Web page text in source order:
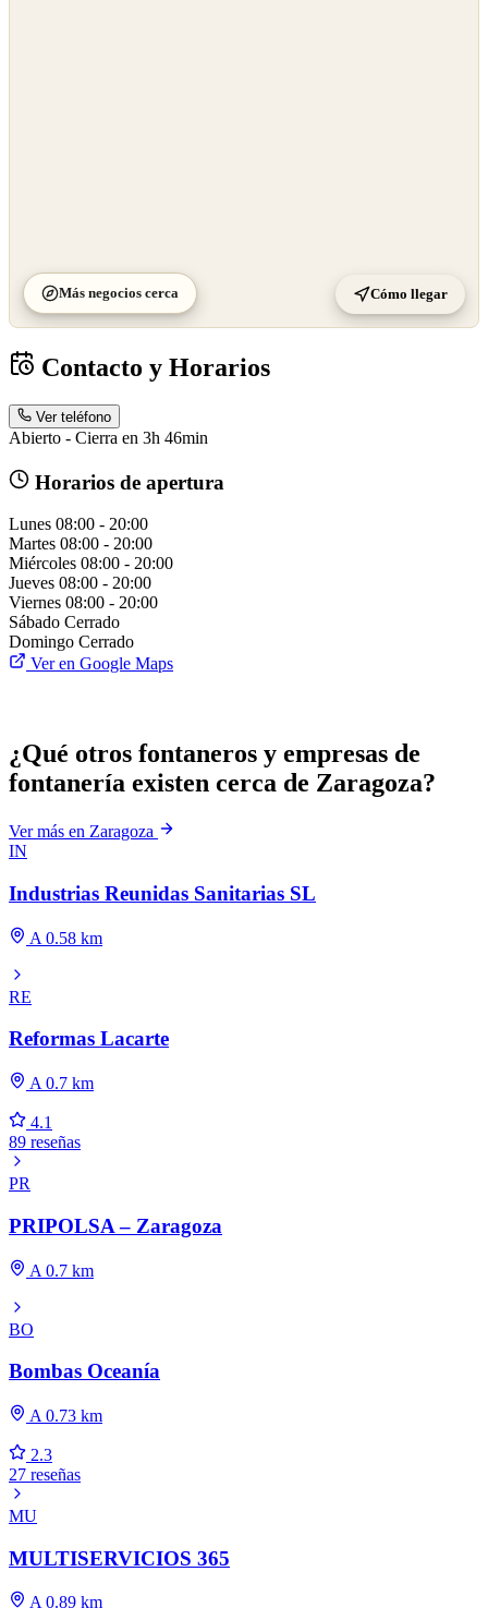
Más negocios cerca Cómo llegar
Contacto y Horarios
Ver teléfono
Abierto - Cierra en 3h 46min
Horarios de apertura
Lunes 08:00 - 20:00
Martes 08:00 - 20:00
Miércoles 08:00 - 20:00
Jueves 08:00 - 20:00
Viernes 08:00 - 20:00
Sábado Cerrado
Domingo Cerrado
Ver en Google Maps
¿Qué otros fontaneros y empresas de
fontanería existen cerca de Zaragoza?
Ver más en Zaragoza
IN
Industrias Reunidas Sanitarias SL
A 0.58 km
RE
Reformas Lacarte
A 0.7 km
4.1
89 reseñas
PR
PRIPOLSA – Zaragoza
A 0.7 km
BO
Bombas Oceanía
A 0.73 km
2.3
27 reseñas
MU
MULTISERVICIOS 365
A 0.89 km